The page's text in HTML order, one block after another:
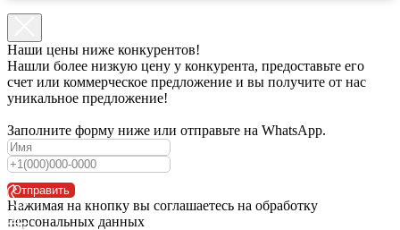
Наши цены ниже конкурентов!
Нашли более низкую цену у конкурента, предоставьте его
счет или коммерческое предложение и вы получите от нас
уникальное предложение!
Заполните форму ниже или отправьте на WhatsApp.
Отправить
Нажимая на кнопку вы соглашаетесь на обработку
персональных данных